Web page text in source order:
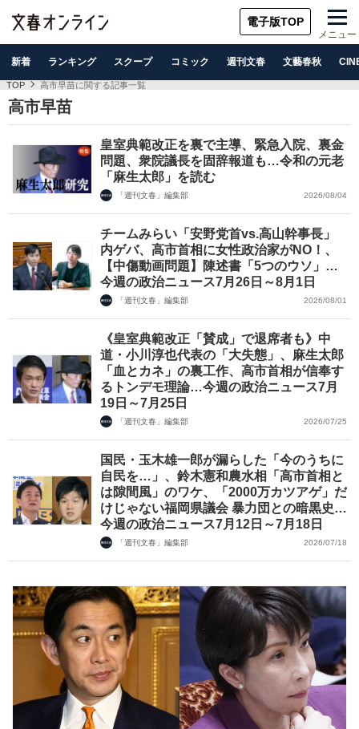
電子版TOP
メニュー
新着 ランキング スクープ コミック 週刊文春 文藝春秋
TOP 高市早苗に関する記事一覧
高市早苗
皇室典範改正を裏で主導、緊急入院、裏金
問題、衆院議長を固辞報道も…令和の元老
「麻生太郎」を読む
「週刊文春」編集部 2026/08/04
チームみらい「安野党首vs.高山幹事長」
内ゲバ、高市首相に女性政治家がNO！、
【中傷動画問題】陳述書「5つのウソ」…
今週の政治ニュース7月26日～8月1日
「週刊文春」編集部 2026/08/01
《皇室典範改正「賛成」で退席者も》中
道・小川淳也代表の「大失態」、麻生太郎
「血とカネ」の裏工作、高市首相が信奉す
るトンデモ理論…今週の政治ニュース7月
19日～7月25日
「週刊文春」編集部 2026/07/25
国民・玉木雄一郎が漏らした「今のうちに
自民を…」、鈴木憲和農水相「高市首相と
は隙間風」のワケ、「2000万カツアゲ」だ
けじゃない福岡県議会 暴力団との暗黒史…
今週の政治ニュース7月12日～7月18日
「週刊文春」編集部 2026/07/18